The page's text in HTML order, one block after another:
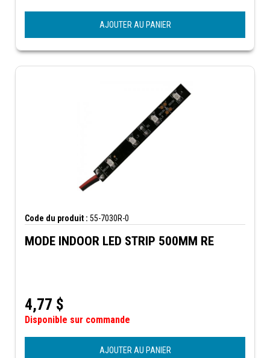
AJOUTER AU PANIER
Code du produit : 55-7030R-0
MODE INDOOR LED STRIP 500MM RE
4,77 $
Disponible sur commande
AJOUTER AU PANIER